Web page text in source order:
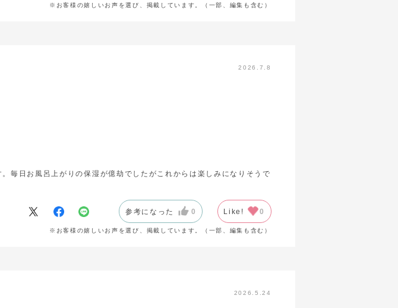
※お客様の嬉しいお声を選び、掲載しています。（一部、編集も含む）
2026.7.8
毎日お風呂上がりの保湿が億劫でしたがこれからは楽しみになりそうで
参考になった 0 Like! 0
※お客様の嬉しいお声を選び、掲載しています。（一部、編集も含む）
2026.5.24